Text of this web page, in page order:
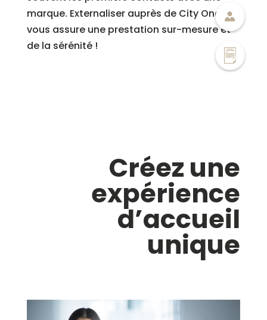
marque. Externaliser auprès de City One
vous assure une prestation sur-mesure et
de la sérénité !
Créez une
expérience
d’accueil
unique